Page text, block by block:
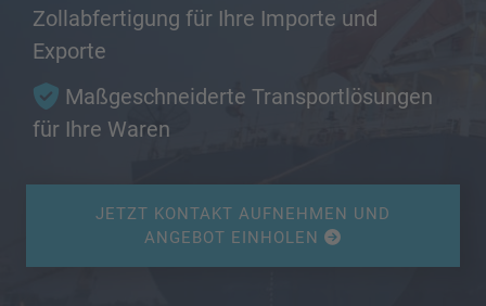
Zollabfertigung für Ihre Importe und
Exporte
Maßgeschneiderte Transportlösungen
für Ihre Waren
JETZT KONTAKT AUFNEHMEN UND
ANGEBOT EINHOLEN